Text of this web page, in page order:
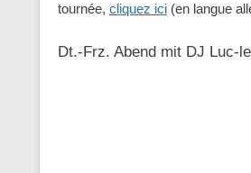
tournée, cliquez ici (en langue
Dt.-Frz. Abend mit DJ Luc-